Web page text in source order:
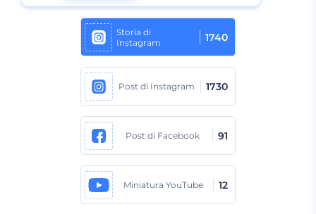
Storia di
Instagram
1740
Post di Instagram 1730
Post di Facebook 91
Miniatura YouTube 12